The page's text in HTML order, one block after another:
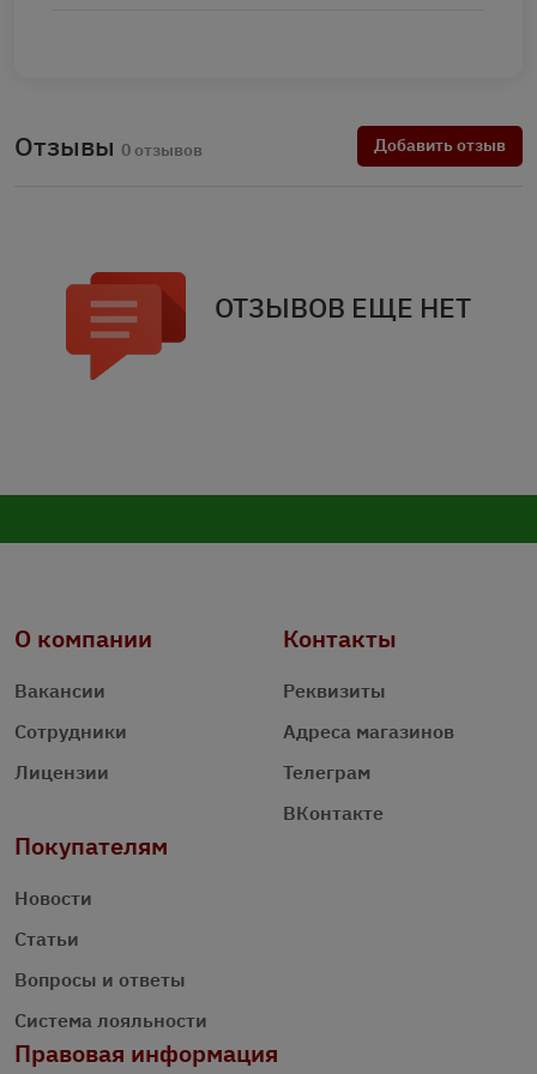
Отзывы 0 отзывов Добавить отзыв
ОТЗЫВОВ ЕЩЕ НЕТ
О компании
Вакансии
Сотрудники
Лицензии
Контакты
Реквизиты
Адреса магазинов
Телеграм
ВКонтакте
Покупателям
Новости
Статьи
Вопросы и ответы
Система лояльности
Правовая информация